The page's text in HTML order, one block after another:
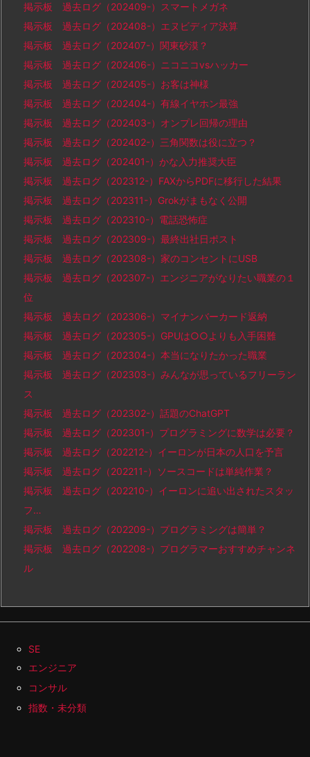
掲示板 過去ログ（202409-）スマートメガネ
掲示板 過去ログ（202408-）エヌビディア決算
掲示板 過去ログ（202407-）関東砂漠？
掲示板 過去ログ（202406-）ニコニコvsハッカー
掲示板 過去ログ（202405-）お客は神様
掲示板 過去ログ（202404-）有線イヤホン最強
掲示板 過去ログ（202403-）オンプレ回帰の理由
掲示板 過去ログ（202402-）三角関数は役に立つ？
掲示板 過去ログ（202401-）かな入力推奨大臣
掲示板 過去ログ（202312-）FAXからPDFに移行した結果
掲示板 過去ログ（202311-）Grokがまもなく公開
掲示板 過去ログ（202310-）電話恐怖症
掲示板 過去ログ（202309-）最終出社日ポスト
掲示板 過去ログ（202308-）家のコンセントにUSB
掲示板 過去ログ（202307-）エンジニアがなりたい職業の１
位
掲示板 過去ログ（202306-）マイナンバーカード返納
掲示板 過去ログ（202305-）GPUは○○よりも入手困難
掲示板 過去ログ（202304-）本当になりたかった職業
掲示板 過去ログ（202303-）みんなが思っているフリーラン
ス
掲示板 過去ログ（202302-）話題のChatGPT
掲示板 過去ログ（202301-）プログラミングに数学は必要？
掲示板 過去ログ（202212-）イーロンが日本の人口を予言
掲示板 過去ログ（202211-）ソースコードは単純作業？
掲示板 過去ログ（202210-）イーロンに追い出されたスタッ
フ…
掲示板 過去ログ（202209-）プログラミングは簡単？
掲示板 過去ログ（202208-）プログラマーおすすめチャンネ
ル
SE
エンジニア
コンサル
指数・未分類